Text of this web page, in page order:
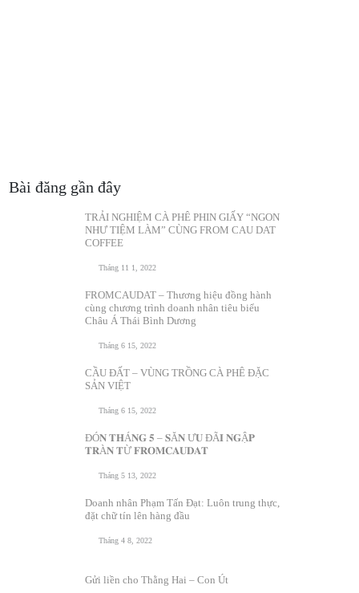
Bài đăng gần đây
TRẢI NGHIỆM CÀ PHÊ PHIN GIẤY “NGON
NHƯ TIỆM LÀM” CÙNG FROM CAU DAT
COFFEE
Tháng 11 1, 2022
FROMCAUDAT – Thương hiệu đồng hành
cùng chương trình doanh nhân tiêu biểu
Châu Á Thái Bình Dương
Tháng 6 15, 2022
CẦU ĐẤT – VÙNG TRỒNG CÀ PHÊ ĐẶC
SẢN VIỆT
Tháng 6 15, 2022
ĐÓ𝐍 𝐓𝐇Á𝐍𝐆 𝟓 – 𝐒Ă𝐍 Ư𝐔 ĐÃ𝐈 𝐍𝐆Ậ𝐏
𝐓𝐑À𝐍 𝐓Ừ 𝐅𝐑𝐎𝐌𝐂𝐀𝐔𝐃𝐀𝐓
Tháng 5 13, 2022
Doanh nhân Phạm Tấn Đạt: Luôn trung thực,
đặt chữ tín lên hàng đầu
Tháng 4 8, 2022
Gửi liền cho Thằng Hai – Con Út